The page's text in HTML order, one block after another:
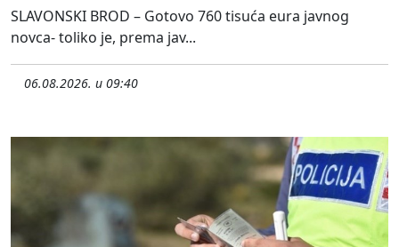
SLAVONSKI BROD – Gotovo 760 tisuća eura javnog
novca- toliko je, prema jav...
06.08.2026. u 09:40